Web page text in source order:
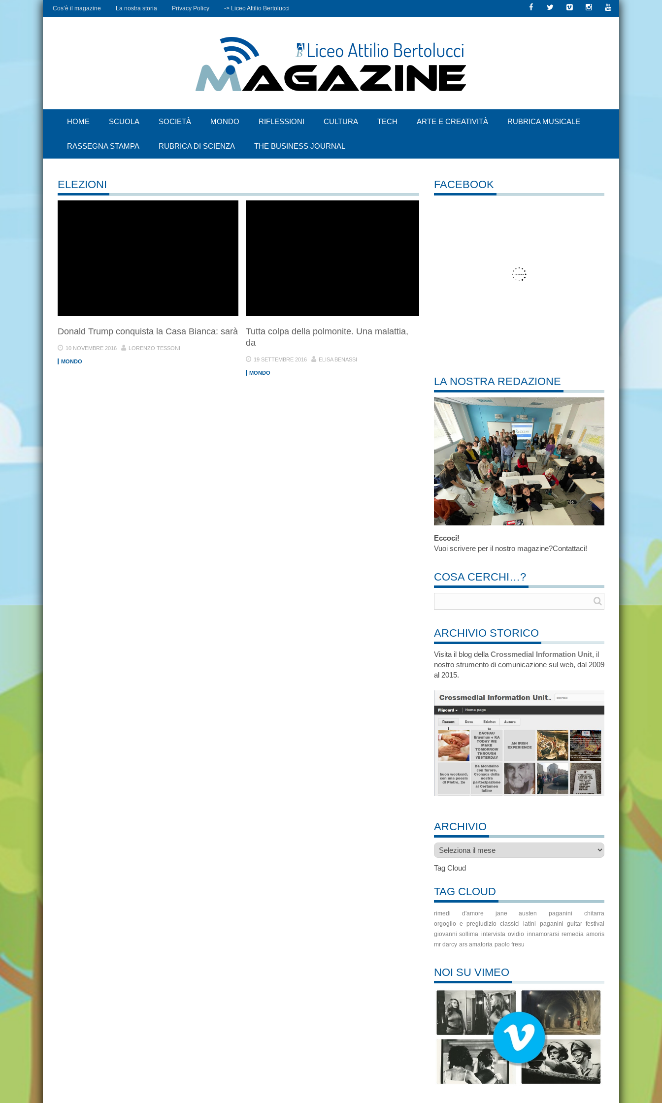
Cos’è il magazine La nostra storia Privacy Policy -> Liceo Attilio Bertolucci
HOME SCUOLA SOCIETÀ MONDO RIFLESSIONI CULTURA TECH ARTE E CREATIVITÀ RUBRICA MUSICALE
RASSEGNA STAMPA RUBRICA DI SCIENZA THE BUSINESS JOURNAL
ELEZIONI
Donald Trump conquista la Casa Bianca: sarà
10 NOVEMBRE 2016 LORENZO TESSONI
MONDO
Tutta colpa della polmonite. Una malattia,
da
19 SETTEMBRE 2016 ELISA BENASSI
MONDO
FACEBOOK
LA NOSTRA REDAZIONE
Eccoci!
Vuoi scrivere per il nostro magazine?Contattaci!
COSA CERCHI…?
ARCHIVIO STORICO
Visita il blog della Crossmedial Information Unit, il
nostro strumento di comunicazione sul web, dal 2009
al 2015.
ARCHIVIO
Archivio
Tag Cloud
TAG CLOUD
rimedi d'amore jane austen paganini
chitarra
orgoglio e pregiudizio
classici latini
paganini guitar festival
giovanni sollima intervista ovidio innamorarsi remedia amoris
mr darcy ars amatoria paolo fresu
NOI SU VIMEO